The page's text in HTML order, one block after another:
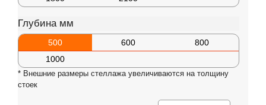
Глубина мм
500 600
800
1000
* Внешние размеры стеллажа увеличиваются на толщину
стоек